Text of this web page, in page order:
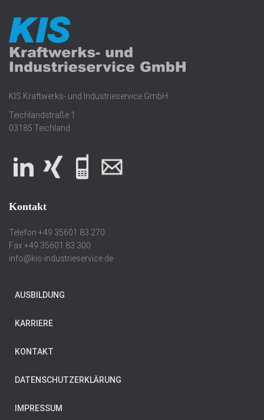
KIS Kraftwerks- und Industrieservice GmbH
Teichlandstraße 1
03185 Teichland
Kontakt
Telefon +49 35601 83 270
Fax +49 35601 83 300
info@kis-industrieservice.de
AUSBILDUNG
KARRIERE
KONTAKT
DATENSCHUTZERKLÄRUNG
IMPRESSUM